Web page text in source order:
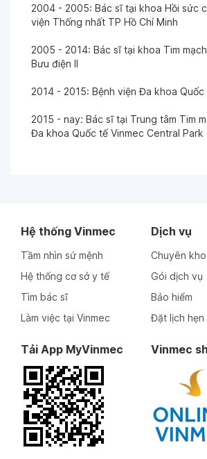
2004 - 2005: Bác sĩ tại khoa Hồi sức
viện Thống nhất TP Hồ Chí Minh
2005 - 2014: Bác sĩ tại khoa Tim
Bưu điện II
2014 - 2015: Bệnh viện Đa khoa
2015 - nay: Bác sĩ tại Trung tâm Tim
Đa khoa Quốc tế Vinmec Central Park
Hệ thống Vinmec
Tầm nhìn sứ mệnh
Hệ thống cơ sở y tế
Tìm bác sĩ
Làm việc tại Vinmec
Dịch vụ
Chuyên
Gói dịch vụ
Bảo hiểm
Đặt lịch hẹn
Tải App MyVinmec Vinmec